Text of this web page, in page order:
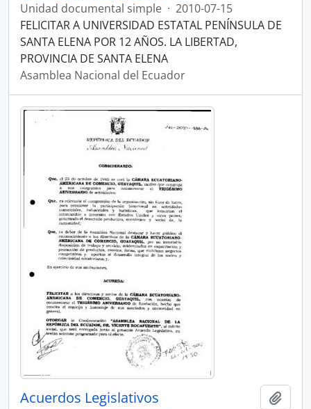
Unidad documental simple · 2010-07-15
FELICITAR A UNIVERSIDAD ESTATAL PENÍNSULA DE
SANTA ELENA POR 12 AÑOS. LA LIBERTAD,
PROVINCIA DE SANTA ELENA
Asamblea Nacional del Ecuador
Acuerdos Legislativos